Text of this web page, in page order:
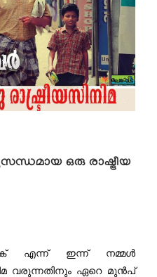
ഒരു രാഷ്ട്രീയ
എന്ന് ഇന്ന് നമ്മൾ
വരുന്നതിനും ഏറെ മുൻപ്